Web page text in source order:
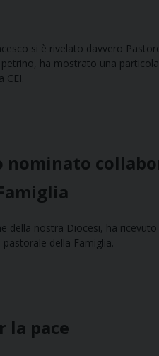
si è rivelato davvero
petrino, ha mostrato una
CEI.
nominato
della nostra Diocesi, ha
della Famiglia.
la pace